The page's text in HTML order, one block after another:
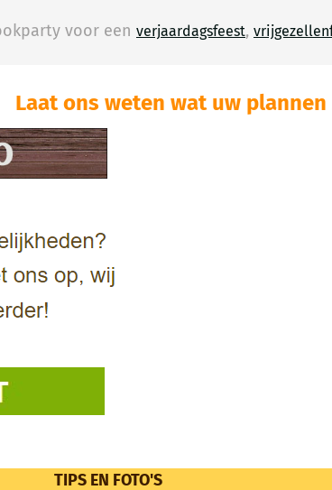
voor een verjaardagsfeest,
Laat ons weten wat uw
TIPS EN FOTO'S